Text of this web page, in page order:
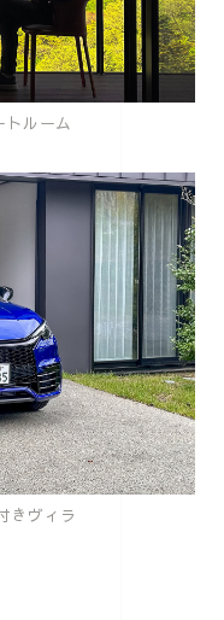
トルーム
きヴィラ